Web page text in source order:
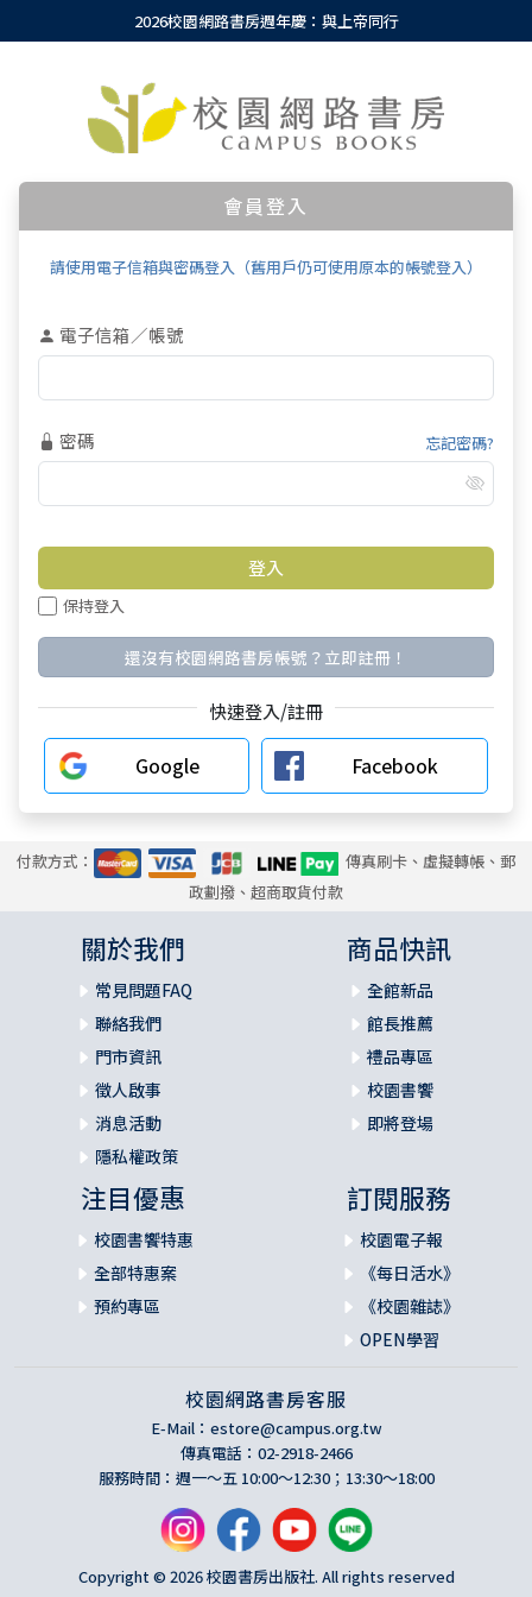
2026校園網路書房週年慶：與上帝同行
會員登入
請使用電子信箱與密碼登入（舊用戶仍可使用原本的帳號登入）
電子信箱／帳號
密碼 忘記密碼?
保持登入
還沒有校園網路書房帳號？立即註冊！
快速登入/註冊
Google Facebook
付款方式：
傳真刷卡、虛擬轉帳、郵
政劃撥、超商取貨付款
關於我們
常見問題FAQ
聯絡我們
門市資訊
徵人啟事
消息活動
隱私權政策
商品快訊
全館新品
館長推薦
禮品專區
校園書饗
即將登場
注目優惠
校園書饗特惠
全部特惠案
預約專區
訂閱服務
校園電子報
《每日活水》
《校園雜誌》
OPEN學習
校園網路書房客服
E-Mail： estore@campus.org.tw
傳真電話：02-2918-2466
服務時間：週一～五 10:00～12:30；13:30～18:00
Copyright © 2026 校園書房出版社. All rights reserved